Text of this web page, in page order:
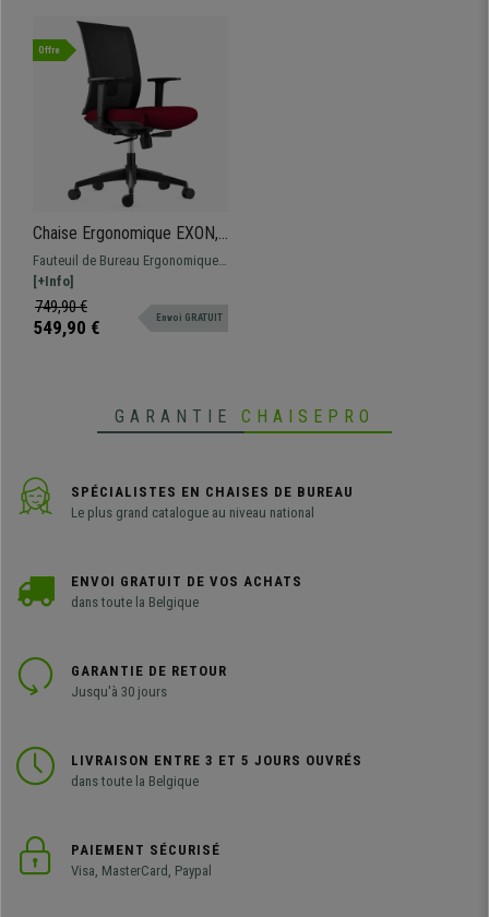
Offre
Chaise Ergonomique EXON,
Support Lombaire,
Utilisation 8 H, en Tissu et
Maille, Bordeaux
Fauteuil de Bureau Ergonomique
trés confortable, parfaite pour une
utilisation intensive. Support
lombaire et accoudoirs
[+Info]
749,90 €
549,90 € Envoi GRATUIT
GARANTIE CHAISEPRO
SPÉCIALISTES EN CHAISES DE BUREAU
Le plus grand catalogue au niveau national
ENVOI GRATUIT DE VOS ACHATS
dans toute la Belgique
GARANTIE DE RETOUR
Jusqu'à 30 jours
LIVRAISON ENTRE 3 ET 5 JOURS OUVRÉS
dans toute la Belgique
PAIEMENT SÉCURISÉ
Visa, MasterCard, Paypal